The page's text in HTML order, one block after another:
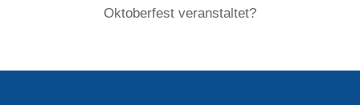
Oktoberfest veranstaltet?